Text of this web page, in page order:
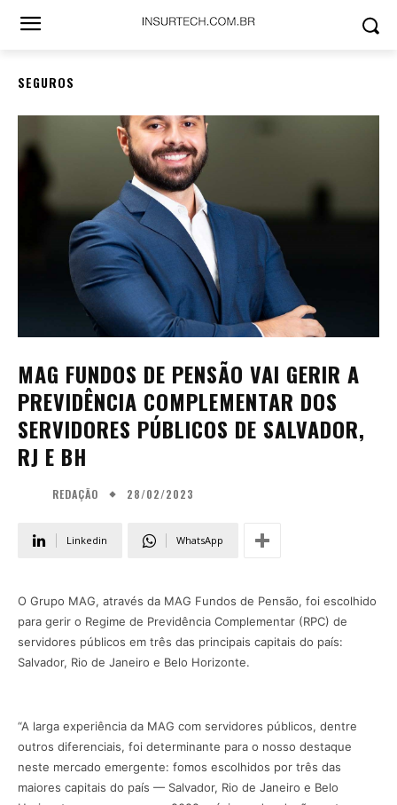
SEGUROS
MAG FUNDOS DE PENSÃO VAI GERIR A
PREVIDÊNCIA COMPLEMENTAR DOS
SERVIDORES PÚBLICOS DE SALVADOR,
RJ E BH
REDAÇÃO 28/02/2023
Linkedin WhatsApp
O Grupo MAG, através da MAG Fundos de Pensão, foi escolhido
para gerir o Regime de Previdência Complementar (RPC) de
servidores públicos em três das principais capitais do país:
Salvador, Rio de Janeiro e Belo Horizonte.
“A larga experiência da MAG com servidores públicos, dentre
outros diferenciais, foi determinante para o nosso destaque
neste mercado emergente: fomos escolhidos por três das
maiores capitais do país — Salvador, Rio de Janeiro e Belo